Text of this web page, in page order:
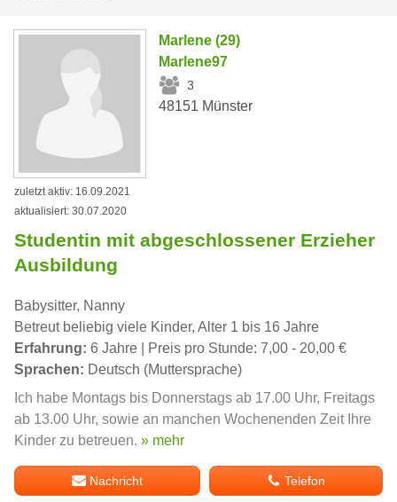
Marlene (29)
Marlene97
3
48151 Münster
zuletzt aktiv: 16.09.2021
aktualisiert: 30.07.2020
Studentin mit abgeschlossener Erzieher
Ausbildung
Babysitter, Nanny
Betreut beliebig viele Kinder, Alter 1 bis 16 Jahre
Erfahrung: 6 Jahre | Preis pro Stunde: 7,00 - 20,00 €
Sprachen: Deutsch (Muttersprache)
Ich habe Montags bis Donnerstags ab 17.00 Uhr, Freitags
ab 13.00 Uhr, sowie an manchen Wochenenden Zeit Ihre
Kinder zu betreuen. » mehr
Nachricht Telefon